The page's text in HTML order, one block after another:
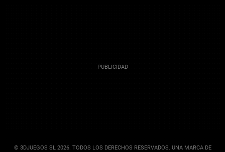
© 3DJUEGOS SL 2026. TODOS LOS DERECHOS RESERVADOS. UNA MARCA DE